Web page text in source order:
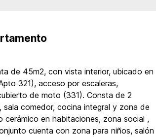
de 45m2, con vista interior, ubicado en
321), acceso por escaleras,
de moto (331). Consta de 2
sala comedor, cocina integral y zona de
cerámico en habitaciones, zona social ,
cuenta con zona para niños, salón